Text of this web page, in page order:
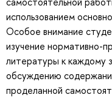
использованием
Особое внимание
изучение нормативно-
литературы к каждому
обсуждению
проделанной